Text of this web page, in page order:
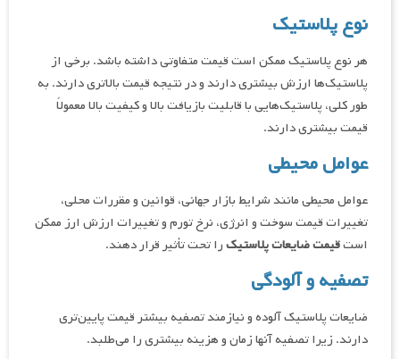
نوع پلاستیک
هر نوع پلاستیک ممکن است قیمت متفاوتی داشته باشد. برخی از
پلاستیک‌ها ارزش بیشتری دارند و در نتیجه قیمت بالاتری دارند. به
طور کلی، پلاستیک‌هایی با قابلیت بازیافت بالا و کیفیت بالا معمولاً
قیمت بیشتری دارند.
عوامل محیطی
عوامل محیطی مانند شرایط بازار جهانی، قوانین و مقررات محلی،
تغییرات قیمت سوخت و انرژی، نرخ تورم و تغییرات ارزش ارز ممکن
استقیمت ضایعات پلاستیکرا تحت تأثیر قرار دهند.
تصفیه و آلودگی
ضایعات پلاستیک آلوده و نیازمند تصفیه بیشتر قیمت پایین‌تری
دارند. زیرا تصفیه آنها زمان و هزینه بیشتری را می‌طلبد.